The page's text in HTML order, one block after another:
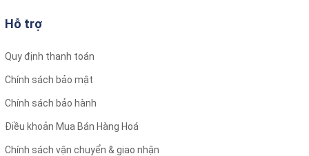
Hỗ trợ
Quy định thanh toán
Chính sách bảo mật
Chính sách bảo hành
Điều khoản Mua Bán Hàng Hoá
Chính sách vận chuyển & giao nhận